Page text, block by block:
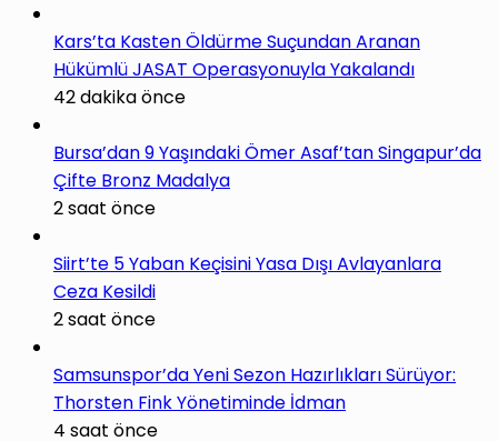
Kars’ta Kasten Öldürme Suçundan Aranan
Hükümlü JASAT Operasyonuyla Yakalandı
42 dakika önce
Bursa’dan 9 Yaşındaki Ömer Asaf’tan Singapur’da
Çifte Bronz Madalya
2 saat önce
Siirt’te 5 Yaban Keçisini Yasa Dışı Avlayanlara
Ceza Kesildi
2 saat önce
Samsunspor’da Yeni Sezon Hazırlıkları Sürüyor:
Thorsten Fink Yönetiminde İdman
4 saat önce